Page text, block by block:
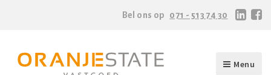
Bel ons op 071 - 513 74 30
Menu